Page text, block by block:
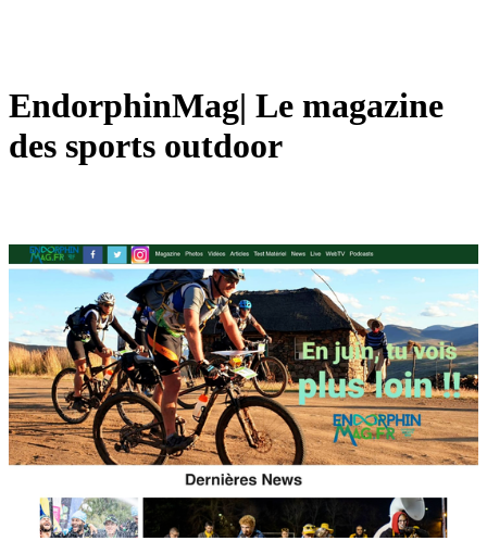
En­dorphinMag| Le magazine
des sports outdoor